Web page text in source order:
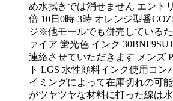
め水拭きでは消せません エント
倍 10日0時-3時 オレンジ型番
ジ※他モールでも併売している
ァイア 蛍光色 インク
連絡させていただきます メンズ
ト LGS 水性顔料インク使用コン
イミングによって在庫切れの可
がツヤツヤな材料に打った線は